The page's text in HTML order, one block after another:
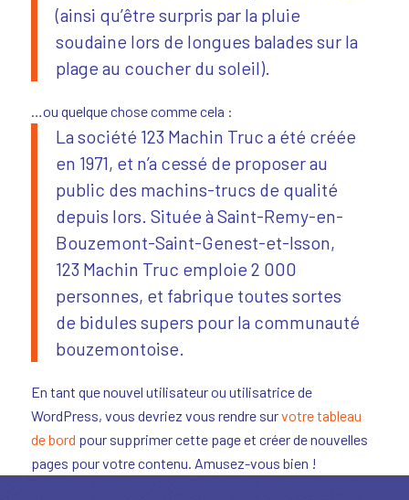
(ainsi qu’être surpris par la pluie
soudaine lors de longues balades sur la
plage au coucher du soleil).
…ou quelque chose comme cela :
La société 123 Machin Truc a été créée
en 1971, et n’a cessé de proposer au
public des machins-trucs de qualité
depuis lors. Située à Saint-Remy-en-
Bouzemont-Saint-Genest-et-Isson,
123 Machin Truc emploie 2 000
personnes, et fabrique toutes sortes
de bidules supers pour la communauté
bouzemontoise.
En tant que nouvel utilisateur ou utilisatrice de
WordPress, vous devriez vous rendre survotre tableau
de bord pour supprimer cette page et créer de nouvelles
pages pour votre contenu. Amusez-vous bien !